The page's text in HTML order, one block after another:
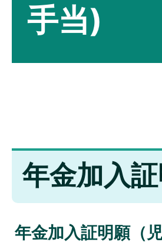
手当)
年金加入
年金加入証明願（